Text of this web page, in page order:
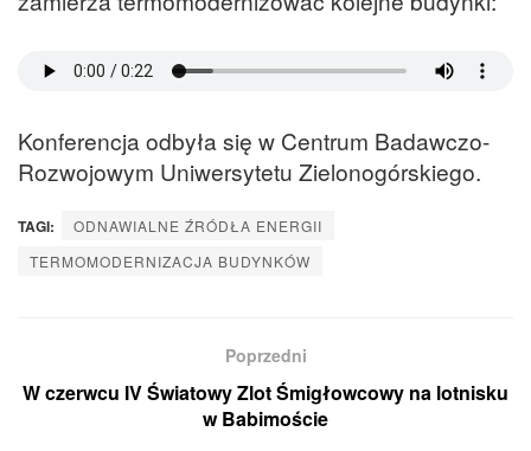
Konferencja odbyła się w Centrum Badawczo-
Rozwojowym Uniwersytetu Zielonogórskiego.
TAGI:
ODNAWIALNE ŹRÓDŁA ENERGII
TERMOMODERNIZACJA BUDYNKÓW
Poprzedni
W czerwcu IV Światowy Zlot Śmigłowcowy na lotnisku
w Babimoście